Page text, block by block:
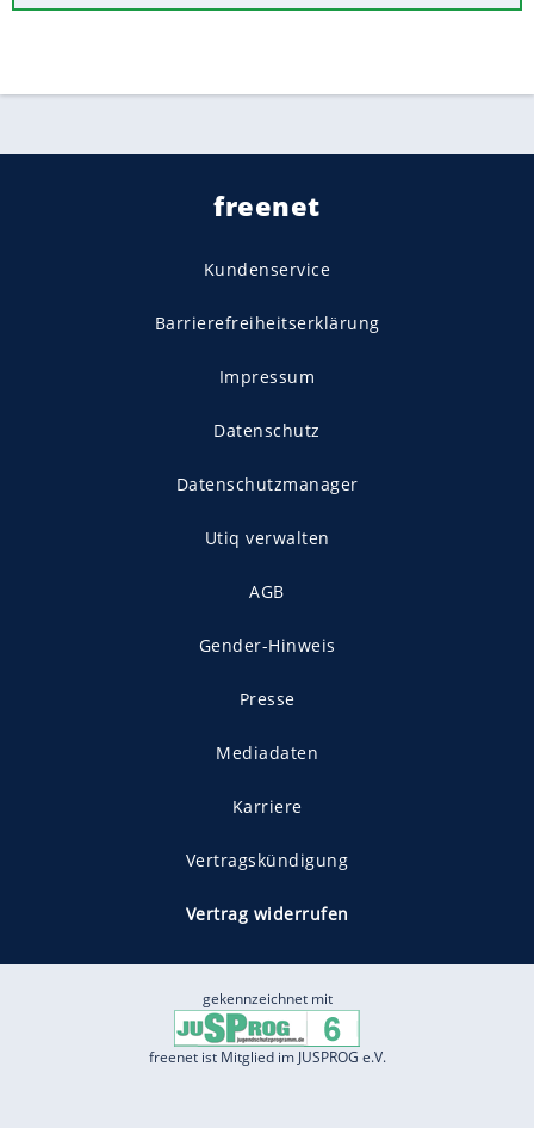
freenet
Kundenservice
Barrierefreiheitserklärung
Impressum
Datenschutz
Datenschutzmanager
Utiq verwalten
AGB
Gender-Hinweis
Presse
Mediadaten
Karriere
Vertragskündigung
Vertrag widerrufen
gekennzeichnet mit
freenet ist Mitglied im JUSPROG e.V.